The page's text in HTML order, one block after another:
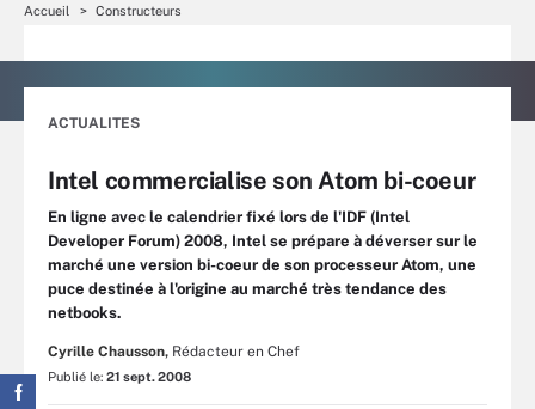
Accueil Constructeurs
ACTUALITES
Intel commercialise son Atom bi-coeur
En ligne avec le calendrier fixé lors de l'IDF (Intel
Developer Forum) 2008, Intel se prépare à déverser sur le
marché une version bi-coeur de son processeur Atom, une
puce destinée à l'origine au marché très tendance des
netbooks.
Cyrille Chausson, Rédacteur en Chef
Publié le: 21 sept. 2008